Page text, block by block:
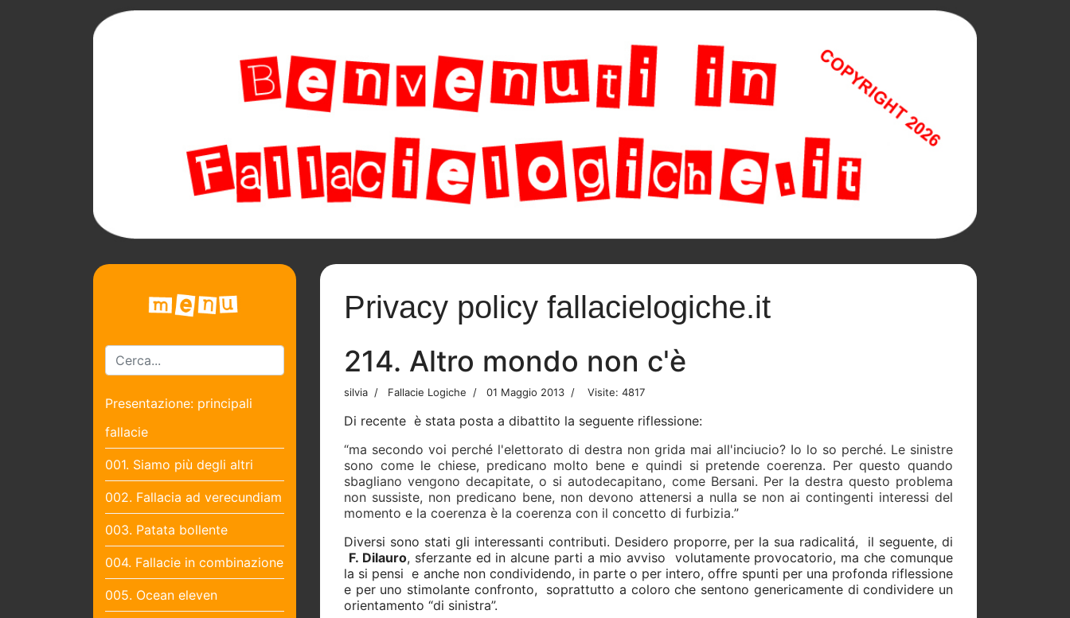
Presentazione: principali
fallacie
001. Siamo più degli altri
002. Fallacia ad verecundiam
003. Patata bollente
004. Fallacie in combinazione
005. Ocean eleven
Privacy policy fallacielogiche.it
214. Altro mondo non c'è
silvia Fallacie Logiche 01 Maggio 2013 Visite: 4817
Di recente è stata posta a dibattito la seguente riflessione:
“ma secondo voi perché l'elettorato di destra non grida mai all'inciucio? Io lo so perché. Le sinistre
sono come le chiese, predicano molto bene e quindi si pretende coerenza. Per questo quando
sbagliano vengono decapitate, o si autodecapitano, come Bersani. Per la destra questo problema
non sussiste, non predicano bene, non devono attenersi a nulla se non ai contingenti interessi del
momento e la coerenza è la coerenza con il concetto di furbizia.”
Diversi sono stati gli interessanti contributi. Desidero proporre, per la sua radicalitá, il seguente, di
F. Dilauro, sferzante ed in alcune parti a mio avviso volutamente provocatorio, ma che comunque
la si pensi e anche non condividendo, in parte o per intero, offre spunti per una profonda riflessione
e per uno stimolante confronto,
soprattutto a coloro che sentono genericamente di condividere un
orientamento “di sinistra”.